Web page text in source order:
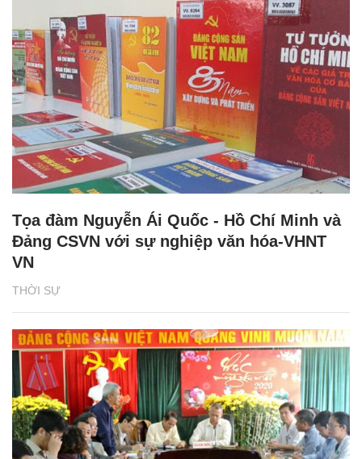
THỜI SỰ
Tọa đàm Nguyễn Ái Quốc - Hồ Chí Minh và
Đảng CSVN với sự nghiệp văn hóa-VHNT
VN